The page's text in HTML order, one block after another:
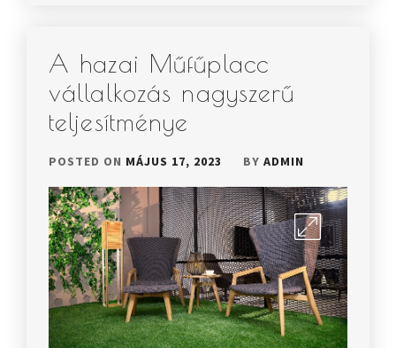
A hazai Műfűplacc
vállalkozás nagyszerű
teljesítménye
POSTED ON MÁJUS 17, 2023 BY ADMIN